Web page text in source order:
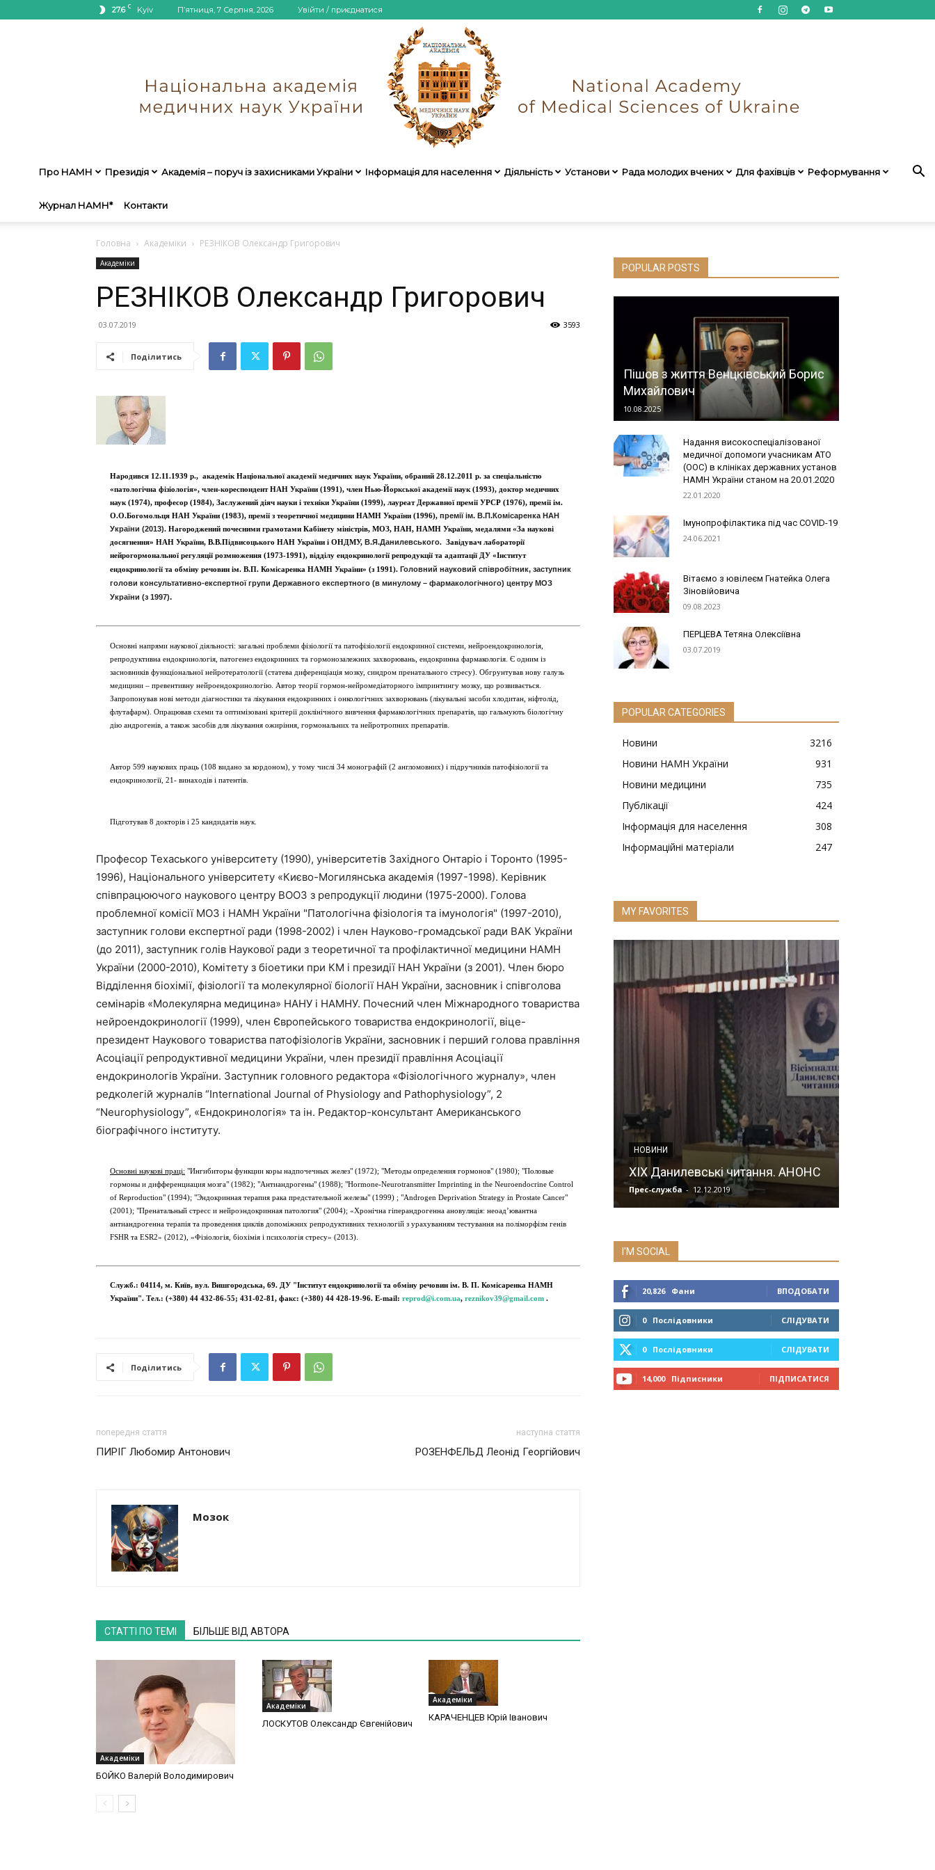
27.6 C Kyiv П’ятниця, 7 Серпня, 2026 Увійти / приєднатися
України
Про НАМН Президія Академія – поруч із захисниками України Інформація для населення Діяльність Установи Рада молодих вчених Для фахівців Реформування
Журнал НАМН* Контакти
Головна Академіки РЕЗНІКОВ Олександр Григорович
Академіки
РЕЗНІКОВ Олександр Григорович
03.07.2019 3593
Поділитись
Народився 12.11.1939 p., академік Національної академії медичних наук України, обраний 28.12.2011 р. за спеціальністю
«патологічна фізіологія», член-кореспондент HAH України (1991), член Нью-Йоркської академії наук (1993), доктор медичних
наук (1974), професор (1984), Заслужений діяч науки і техніки України (1999), лауреат Державної премії УРСР (1976), премії ім.
О.О.Богомольця НАН України (1983), премії з теоретичної медицини НАМН України (1996), премії ім. В.П.Комісаренка НАН
України (2013). Нагороджений почесними грамотами Кабінету міністрів, МОЗ, НАН, НАМН України, медалями «За наукові
досягнення» НАН України, В.В.Підвисоцького НАН України і ОНДМУ, В.Я.Данилевського. Завідувач лабораторії
нейрогормональної регуляції розмноження (1973-1991), відділу ендокринології репродукції та адаптації ДУ «Інститут
ендокринології та обміну речовин ім. В.П. Комісаренка НАМН України» (з 1991). Головний науковий співробітник, заступник
голови консультативно-експертної групи Державного експертного (в минулому – фармакологічного) центру МОЗ
України (з 1997).
Основні напрями наукової діяльності: загальні проблеми фізіології та патофізіології ендокринної системи, нейроендокринологія,
репродуктивна ендокринологія, патогенез ендокринних та гормонозалежних захворювань, ендокринна фармакологія. Є одним із
засновників функціональної нейротератології (статева диференціація мозку, синдром пренатального стресу). Обгрунтував нову галузь
медицини – превентивну нейроендокринологію. Автор теорії гормон-нейромедіаторного імпринтингу мозку, що розвивається.
Запропонував нові методи діагностики та лікування ендокринних і онкологічних захворювань (лікувальні засоби хлодитан, ніфтолід,
флутафарм). Опрацював схеми та оптимізовані критерії доклінічного вивчення фармакологічних препаратів, що гальмують біологічну
дію андрогенів, а також засобів для лікування ожиріння, гормональних та нейротропних препаратів.
Автор 599 наукових праць (108 видано за кордоном), у тому числі 34 монографій (2 англомовних) і підручників патофізіології та
ендокринології, 21- винаходів і патентів.
Підготував 8 докторів і 25 кандидатів наук.
Професор Техаського університету (1990), університетів Західного Онтаріо і Торонто (1995-
1996), Національного університету «Києво-Могилянська академія (1997-1998). Керівник
співпрацюючого наукового центру ВООЗ з репродукції людини (1975-2000). Голова
проблемної комісії МОЗ і НАМН України "Патологічна фізіологія та імунологія" (1997-2010),
заступник голови експертної ради (1998-2002) і член Науково-громадської ради ВАК України
(до 2011), заступник голів Наукової ради з теоретичної та профілактичної медицини НАМН
України (2000-2010), Комітету з біоетики при КМ і президії НАН України (з 2001). Член бюро
Відділення біохімії, фізіології та молекулярної біології НАН України, засновник і співголова
семінарів «Молекулярна медицина» НАНУ і НАМНУ. Почесний член Міжнародного товариства
нейроендокринології (1999), член Європейського товариства ендокринології, віце-
президент Наукового товариства патофізіологів України, засновник і перший голова правління
Асоціації репродуктивної медицини України, член президії правління Асоціації
ендокринологів України. Заступник головного редактора «Фізіологічного журналу», член
редколегій журналів “International Journal of Physiology and Pathophysiology”, 2
“Neurophysiology”, «Ендокринологія» та ін. Редактор-консультант Американського
біографічного інституту.
Основні наукові праці: "Ингибиторы функции коры надпочечных желез" (1972); "Методы определения гормонов" (1980); "Половые
гормоны и дифференциация мозга" (1982); "Антиандрогены" (1988); "Hormone-Neurotransmitter Imprinting in the Neuroendocrine Control
of Reproduction" (1994); "Эндокринная терапия рака предстательной железы" (1999) ; "Androgen Deprivation Strategy in Prostate Cancer"
(2001); "Пренатальный стресс и нейроэндокринная патология" (2004); «Хронічна гіперандрогенна ановуляція: неоад’ювантна
антиандрогенна терапія та проведення циклів допоміжних репродуктивних технологій з урахуванням тестування на поліморфізм генів
FSHR та ESR2» (2012), «Фізіологія, біохімія і психологія стресу» (2013).
Служб.: 04114, м. Київ, вул. Вишгородська, 69. ДУ "Інститут ендокринології та обміну речовин ім. В. П. Комісаренка НАМН
України". Тел.: (+380) 44 432-86-55; 431-02-81, факс: (+380) 44 428-19-96. E-mail: reprod@i.com.ua, reznikov39@gmail.com .
Поділитись
попередня стаття
ПИРІГ Любомир Антонович
наступна стаття
РОЗЕНФЕЛЬД Леонід Георгійович
Мозок
СТАТТІ ПО ТЕМІ БІЛЬШЕ ВІД АВТОРА
Академіки
БОЙКО Валерій Володимирович
Академіки
ЛОСКУТОВ Олександр Євгенійович
Академіки
КАРАЧЕНЦЕВ Юрій Іванович
POPULAR POSTS
Пішов з життя Венцківський Борис
Михайлович
10.08.2025
Надання високоспеціалізованої
медичної допомоги учасникам АТО
(ООС) в клініках державних установ
НАМН України станом на 20.01.2020
22.01.2020
Імунопрофілактика під час COVID-19
24.06.2021
Вітаємо з ювілеєм Гнатейка Олега
Зіновійовича
09.08.2023
ПЕРЦЕВА Тетяна Олексіївна
03.07.2019
POPULAR CATEGORIES
Новини
3216
Новини НАМН України
931
Новини медицини
735
Публікації
424
Інформація для населення
308
Інформаційні матеріали
247
MY FAVORITES
НОВИНИ
XIX Данилевські читання. АНОНС
Прес-служба - 12.12.2019
I'M SOCIAL
20,826 Фани ВПОДОБАТИ
0 Послідовники СЛІДУВАТИ
0 Послідовники СЛІДУВАТИ
14,000 Підписники ПІДПИСАТИСЯ